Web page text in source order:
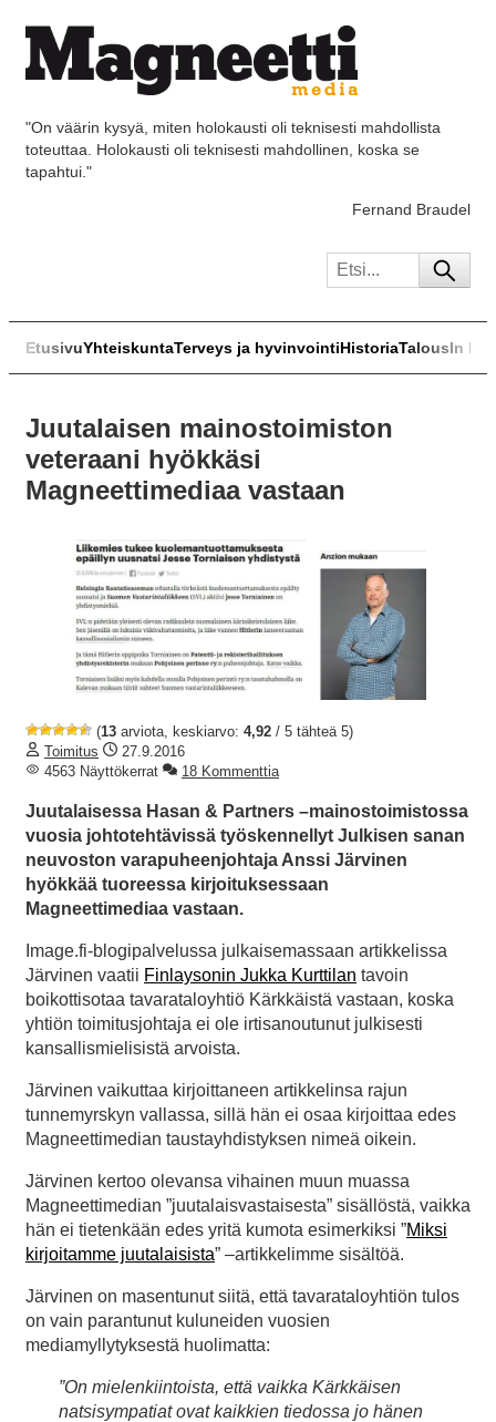
"On väärin kysyä, miten holokausti oli teknisesti mahdollista
toteuttaa. Holokausti oli teknisesti mahdollinen, koska se
tapahtui."
Fernand Braudel
EtusivuYhteiskuntaTerveys ja hyvinvointiHistoriaTalousIn
Juutalaisen mainostoimiston
veteraani hyökkäsi
Magneettimediaa vastaan
(13 arviota, keskiarvo: 4,92 / 5 tähteä 5)
Toimitus
27.9.2016
4563 Näyttökerrat
18 Kommenttia
Juutalaisessa Hasan & Partners –mainostoimistossa
vuosia johtotehtävissä työskennellyt Julkisen sanan
neuvoston varapuheenjohtaja Anssi Järvinen
hyökkää tuoreessa kirjoituksessaan
Magneettimediaa vastaan.
Image.fi-blogipalvelussa julkaisemassaan artikkelissa
Järvinen vaatii Finlaysonin Jukka Kurttilan tavoin
boikottisotaa tavarataloyhtiö Kärkkäistä vastaan, koska
yhtiön toimitusjohtaja ei ole irtisanoutunut julkisesti
kansallismielisistä arvoista.
Järvinen vaikuttaa kirjoittaneen artikkelinsa rajun
tunnemyrskyn vallassa, sillä hän ei osaa kirjoittaa edes
Magneettimedian taustayhdistyksen nimeä oikein.
Järvinen kertoo olevansa vihainen muun muassa
Magneettimedian ”juutalaisvastaisesta” sisällöstä, vaikka
hän ei tietenkään edes yritä kumota esimerkiksi ”Miksi
kirjoitamme juutalaisista” –artikkelimme sisältöä.
Järvinen on masentunut siitä, että tavarataloyhtiön tulos
on vain parantunut kuluneiden vuosien
mediamyllytyksestä huolimatta:
”On mielenkiintoista, että vaikka Kärkkäisen
natsisympatiat ovat kaikkien tiedossa jo hänen